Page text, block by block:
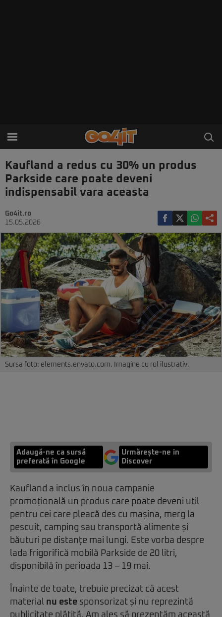
Kaufland a redus cu 30% un produs
Parkside care poate deveni
indispensabil vara aceasta
Go4it.ro
15.05.2026
Sursa foto: elements.envato.com. Imagine cu rol ilustrativ.
Adaugă-ne ca sursă
preferată în Google
Urmărește-ne in
Discover
Kaufland a inclus în noua campanie
promoțională un produs care poate deveni util
pentru cei care pleacă des cu mașina, merg la
pescuit, camping sau transportă alimente și
băuturi pe distanțe mai lungi. Este vorba despre
lada frigorifică mobilă Parkside de 20 litri,
disponibilă în perioada 13 – 19 mai.
Înainte de toate, trebuie precizat că acest
material nu este sponsorizat și nu reprezintă